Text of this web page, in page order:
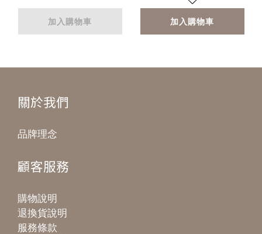
加入購物車 加入購物車
關於我們
品牌理念
顧客服務
購物說明
退換貨說明
服務條款